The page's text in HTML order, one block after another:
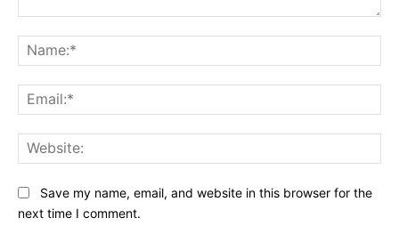
Save my name, email, and website in this browser for the
next time I comment.